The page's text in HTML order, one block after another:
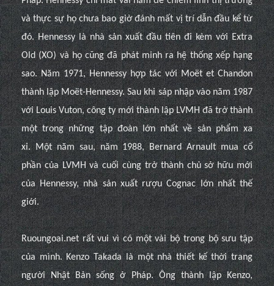
và thực sự họ chưa bao giờ đánh mất vị trí dẫn đầu kể từ
đó. Hennessy là nhà sản xuất đầu tiên đi kèm với Extra
Old (XO) và họ cũng đã phát minh ra hệ thống xếp hạng
sao. Năm 1971, Hennessy hợp tác với Moët et Chandon
thành lập Moët-Hennessy. Sau khi sáp nhập vào năm 1987
với Louis Vuton, công ty mới thành lập LVMH đã trở thành
một trong những tập đoàn lớn nhất về sản phẩm xa
xỉ. Một năm sau, năm 1988, Bernard Arnault mua cổ
phần của LVMH và cuối cùng trở thành chủ sở hữu mới
của Hennessy, nhà sản xuất rượu Cognac lớn nhất thế
giới.
Ruoungoai.net rất vui vì có một vài bộ trong bộ sưu tập
của mình.Kenzo Takada là một nhà thiết kế thời trang
người Nhật Bản sống ở Pháp. Ông thành lập Kenzo,